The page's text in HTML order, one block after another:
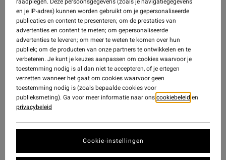
ECO- 2 JUN 2026
WORLD OCEANS DAY
2026
en je IP-adres) kunnen worden gebruikt om je gepersonaliseerde
publicaties en content te presenteren; om de prestaties van
advertenties en content te meten; om gepersonaliseerde
advertenties te leveren; om meer te weten te komen over hun
publiek; om de producten van onze partners te ontwikkelen en te
verbeteren. Je kunt je keuzes aanpassen om cookies waarvoor je
toestemming nodig is al dan niet te accepteren, of je ertegen
verzetten wanneer het gaat om cookies waarvoor geen
toestemming nodig is (zoals bepaalde cookies voor
publieksmeting). Ga voor meer informatie naar onscookiebeleid en
privacybeleid
Cookie-instellingen